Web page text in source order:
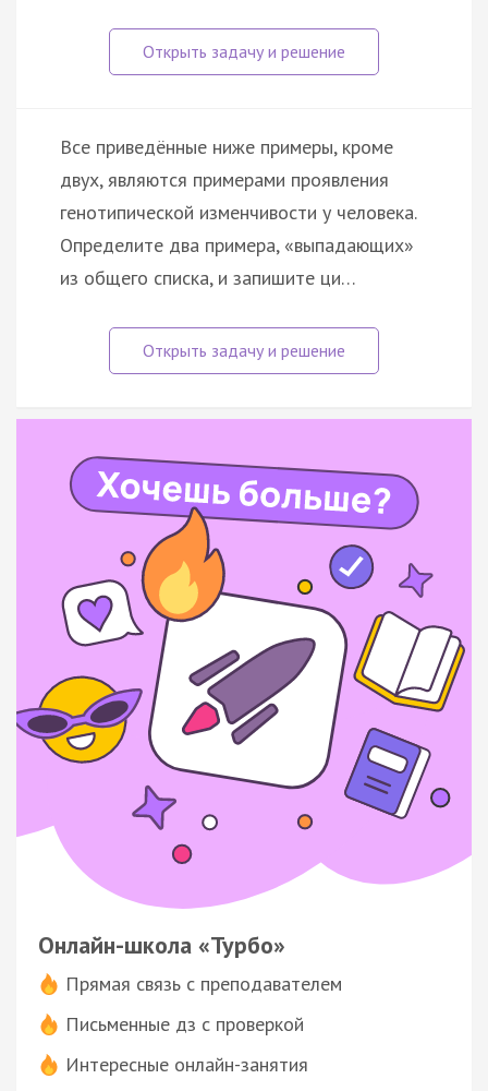
Все приведённые ниже примеры, кроме
двух, являются примерами проявления
генотипической изменчивости у человека.
Определите два примера, «выпадающих»
из общего списка, и запишите ци…
Онлайн-школа «Турбо»
Прямая связь с преподавателем
Письменные дз с проверкой
Интересные онлайн-занятия